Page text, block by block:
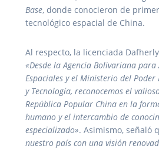
Base, donde conocieron de
tecnológico espacial de China.
Al respecto, la licenciada
«Desde la Agencia Bolivariana para
Espaciales y el Ministerio del
y Tecnología, reconocemos el
República Popular China en la
humano y el intercambio de
especializado». Asimismo, señaló
nuestro país con una visión